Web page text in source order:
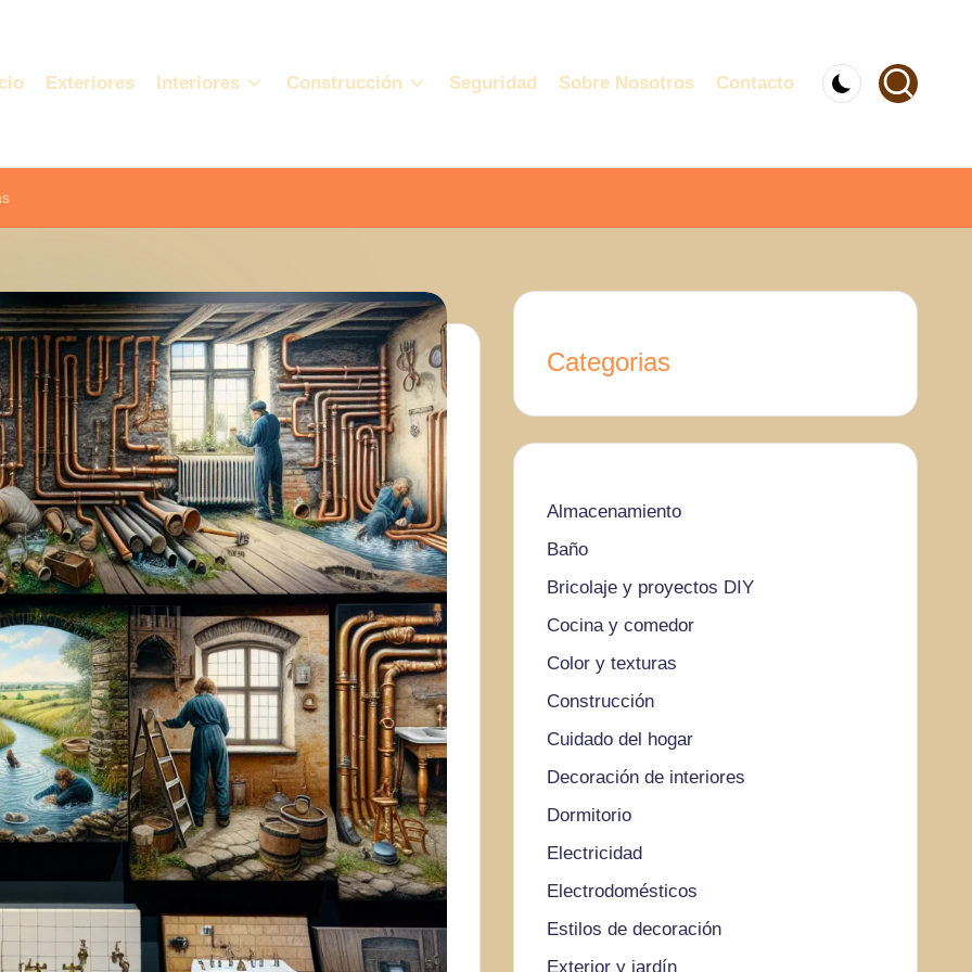
Exteriores Interiores Construcción Seguridad Sobre Nosotros Contacto
Categorias
Almacenamiento
Baño
Bricolaje y proyectos DIY
Cocina y comedor
Color y texturas
Construcción
Cuidado del hogar
Decoración de interiores
Dormitorio
Electricidad
Electrodomésticos
Estilos de decoración
Exterior y jardín